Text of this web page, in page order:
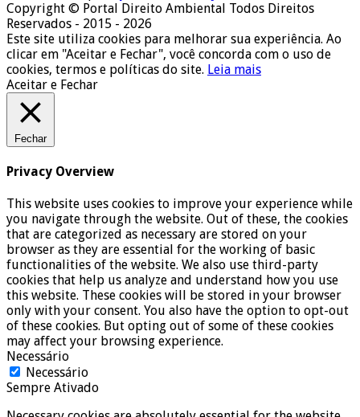
Copyright © Portal Direito Ambiental Todos Direitos
Reservados - 2015 - 2026
Este site utiliza cookies para melhorar sua experiência. Ao
clicar em "Aceitar e Fechar", você concorda com o uso de
cookies, termos e políticas do site. Leia mais
Aceitar e Fechar
Fechar
Privacy Overview
This website uses cookies to improve your experience while
you navigate through the website. Out of these, the cookies
that are categorized as necessary are stored on your
browser as they are essential for the working of basic
functionalities of the website. We also use third-party
cookies that help us analyze and understand how you use
this website. These cookies will be stored in your browser
only with your consent. You also have the option to opt-out
of these cookies. But opting out of some of these cookies
may affect your browsing experience.
Necessário
Necessário
Sempre Ativado